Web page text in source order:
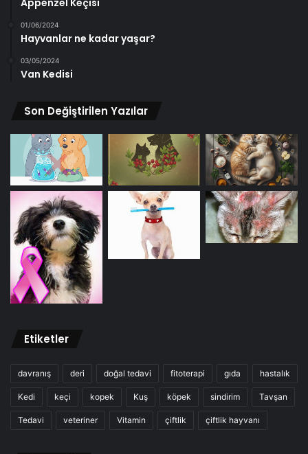
01/06/2024
Hayvanlar ne kadar yaşar?
03/05/2024
Van Kedisi
Son Değiştirilen Yazılar
Etiketler
davranış deri doğal tedavi fitoterapi gıda hastalık
Kedi keçi kopek Kuş köpek sindirim Tavşan
Tedavi veteriner Vitamin çiftlik çiftlik hayvanı